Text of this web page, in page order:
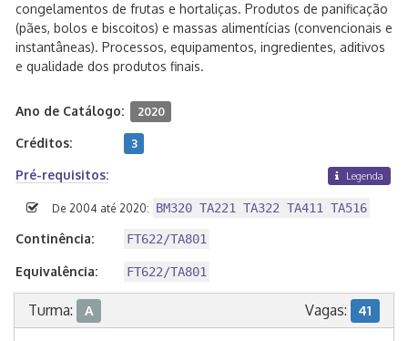
congelamentos de frutas e hortaliças. Produtos de panificação
(pães, bolos e biscoitos) e massas alimentícias (convencionais e
instantâneas). Processos, equipamentos, ingredientes, aditivos
e qualidade dos produtos finais.
Ano de Catálogo: 2020
Créditos: 3
Pré-requisitos: Legenda
De 2004 até 2020: BM320 TA221 TA322 TA411 TA516
Continência: FT622/TA801
Equivalência: FT622/TA801
Turma: A Vagas: 41